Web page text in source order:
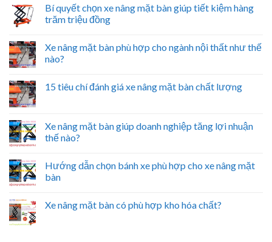
Bí quyết chọn xe nâng mặt bàn giúp tiết kiệm hàng
trăm triệu đồng
Xe nâng mặt bàn phù hợp cho ngành nội thất như thế
nào?
15 tiêu chí đánh giá xe nâng mặt bàn chất lượng
Xe nâng mặt bàn giúp doanh nghiệp tăng lợi nhuận
thế nào?
Hướng dẫn chọn bánh xe phù hợp cho xe nâng mặt
bàn
Xe nâng mặt bàn có phù hợp kho hóa chất?